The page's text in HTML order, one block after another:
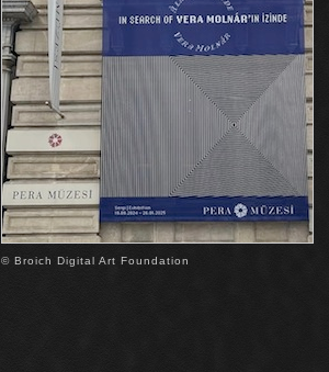
© Broich Digital Art Foundation